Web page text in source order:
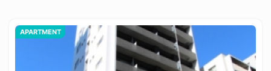
APARTMENT